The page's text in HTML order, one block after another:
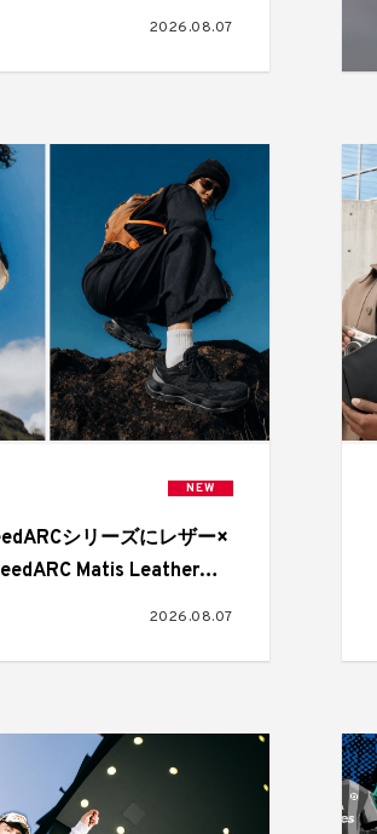
2026.08.07
NEW
シリーズにレザー×
Matis Leather
2026.08.07